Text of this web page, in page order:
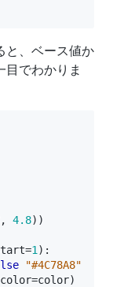
と、ベース値か
目でわかりま
, 4.8))
=1 ):
"#4C78A8"
color=color)